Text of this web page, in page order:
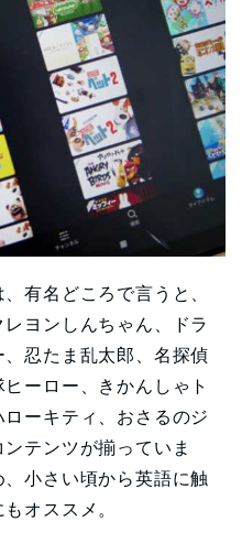
有名どころで言うと、
ヨンしんちゃん、ドラ
忍たま乱太郎、名探偵
ーロー、きかんしゃト
ーキティ、おさるのジ
テンツが揃っていま
小さい頃から英語に触
オススメ。